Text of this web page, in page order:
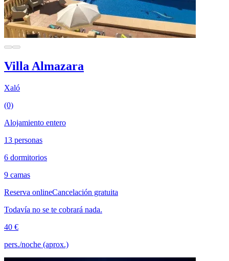
Villa Almazara
Xaló
(0)
Alojamiento entero
13 personas
6 dormitorios
9 camas
Reserva onlineCancelación gratuita
Todavía no se te cobrará nada.
40 €
pers./noche (aprox.)